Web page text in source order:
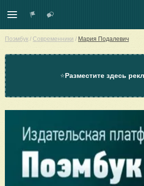
Поэмбук / Современники / Мария Подалевич
⭐Разместите здесь